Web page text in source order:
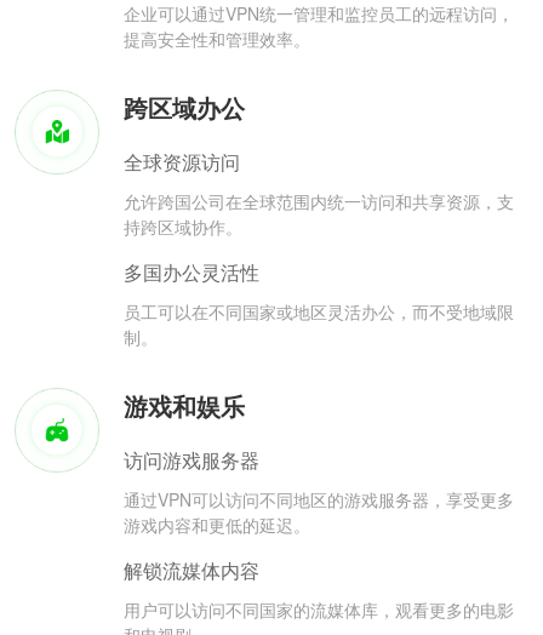
企业可以通过VPN统一管理和监控员工的远程访问，
提高安全性和管理效率。
跨区域办公
全球资源访问
允许跨国公司在全球范围内统一访问和共享资源，支
持跨区域协作。
多国办公灵活性
员工可以在不同国家或地区灵活办公，而不受地域限
制。
游戏和娱乐
访问游戏服务器
通过VPN可以访问不同地区的游戏服务器，享受更多
游戏内容和更低的延迟。
解锁流媒体内容
用户可以访问不同国家的流媒体库，观看更多的电影